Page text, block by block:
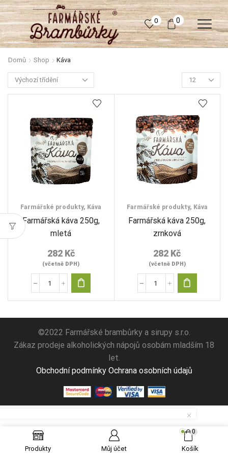
0 0
Domů Shop Káva
Products
page
Farmářské produkty, Káva
Farmářská káva 250g,
mletá
282 Kč
(včetně DPH)
Farmářská
mletá
Farmářské produkty, Káva
Farmářská káva 250g,
zrnková
282 Kč
(včetně DPH)
Farmářská
zrnková
©2022 Farmářské brambůrky a sirupy s.r.o.
Zákaz prodeje alkoholických nápojů osobám mladším 18
let.
Obchodní podmínky Ochrana osobních údajů
Produkty Můj účet
0
Košík